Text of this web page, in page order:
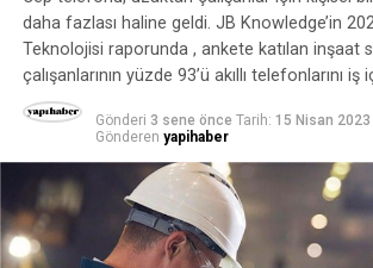
daha fazlası haline geldi. JB Knowledge’in
Teknolojisi raporunda , ankete katılan inşaat
çalışanlarının yüzde 93’ü akıllı telefonlarını iş
Gönderi 3 sene önce Tarih: 15 Nisan 2023
Gönderen yapihaber